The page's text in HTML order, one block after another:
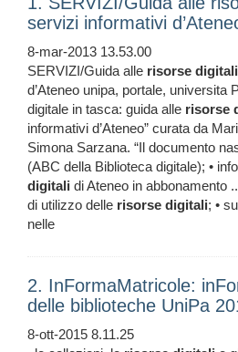
servizi informativi
8-mar-2013 13.53.00
SERVIZI/Guida alle risorse digitali
d’Ateneo unipa, portale, universita
digitale in tasca: guida alle risorse
informativi d’Ateneo” curata da
Simona Sarzana. “Il documento
(ABC della Biblioteca digitale); •
digitali di Ateneo in abbonamento
di utilizzo delle risorse digitali; •
nelle
2. InFormaMatricole:
delle biblioteche UniPa
8-ott-2015 8.11.25